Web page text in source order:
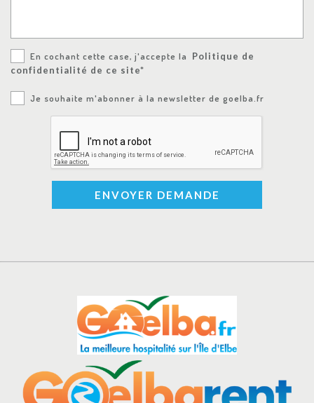
En cochant cette case, j'accepte la
Politique de
confidentialité de ce site*
Je souhaite m'abonner à la newsletter de goelba.fr
ENVOYER DEMANDE